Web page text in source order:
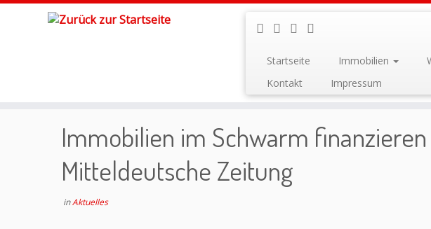
Startseite Immobilien
Kontakt
Impressum
Immobilien im Schwarm finanzieren – Crowdinvesting |
Immobilien im Schwarm
Mitteldeutsche Zeitung
inAktuelles